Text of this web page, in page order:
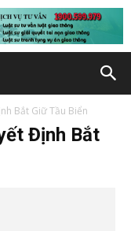
Bắt Giữ Tầu Biển
Định Bắt